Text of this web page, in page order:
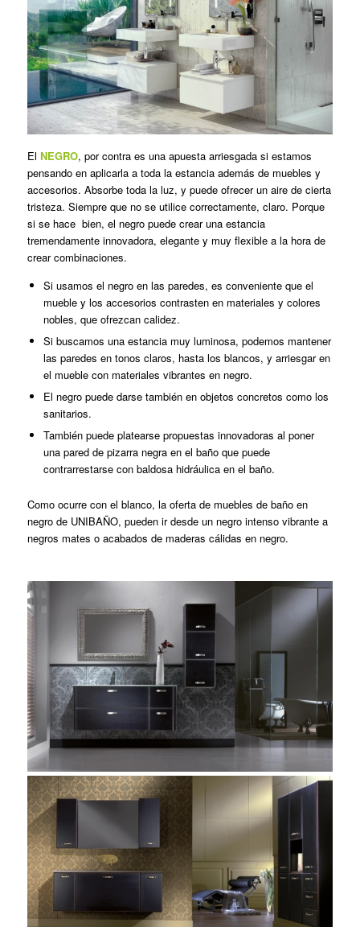
El NEGRO, por contra es una apuesta arriesgada si estamos
pensando en aplicarla a toda la estancia además de muebles y
accesorios. Absorbe toda la luz, y puede ofrecer un aire de cierta
tristeza. Siempre que no se utilice correctamente, claro. Porque
si se hace bien, el negro puede crear una estancia
tremendamente innovadora, elegante y muy flexible a la hora de
crear combinaciones.
Si usamos el negro en las paredes, es conveniente que el
mueble y los accesorios contrasten en materiales y colores
nobles, que ofrezcan calidez.
Si buscamos una estancia muy luminosa, podemos mantener
las paredes en tonos claros, hasta los blancos, y arriesgar en
el mueble con materiales vibrantes en negro.
El negro puede darse también en objetos concretos como los
sanitarios.
También puede platearse propuestas innovadoras al poner
una pared de pizarra negra en el baño que puede
contrarrestarse con baldosa hidráulica en el baño.
Como ocurre con el blanco, la oferta de muebles de baño en
negro de UNIBAÑO, pueden ir desde un negro intenso vibrante a
negros mates o acabados de maderas cálidas en negro.